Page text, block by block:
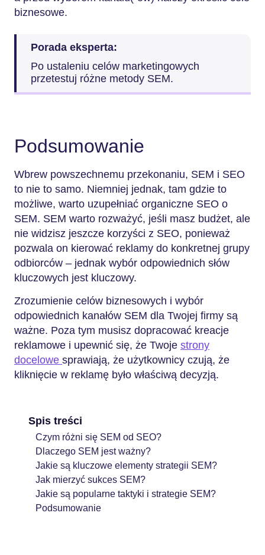
biznesowe.
Porada eksperta:
Po ustaleniu celów marketingowych
przetestuj różne metody SEM.
Podsumowanie
Wbrew powszechnemu przekonaniu, SEM i SEO
to nie to samo. Niemniej jednak, tam gdzie to
możliwe, warto uzupełniać organiczne SEO o
SEM. SEM warto rozważyć, jeśli masz budżet, ale
nie widzisz jeszcze korzyści z SEO, ponieważ
pozwala on kierować reklamy do konkretnej grupy
odbiorców – jednak wybór odpowiednich słów
kluczowych jest kluczowy.
Zrozumienie celów biznesowych i wybór
odpowiednich kanałów SEM dla Twojej firmy są
ważne. Poza tym musisz dopracować kreacje
reklamowe i upewnić się, że Twoje strony
docelowe sprawiają, że użytkownicy czują, że
kliknięcie w reklamę było właściwą decyzją.
Spis treści
Czym różni się SEM od SEO?
Dlaczego SEM jest ważny?
Jakie są kluczowe elementy strategii SEM?
Jak mierzyć sukces SEM?
Jakie są popularne taktyki i strategie SEM?
Podsumowanie